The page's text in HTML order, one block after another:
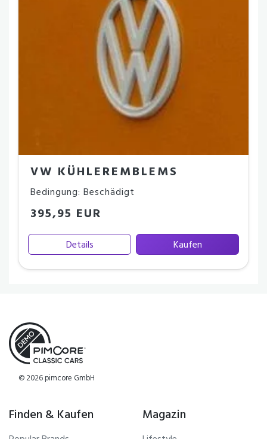
VW KÜHLEREMBLEMS
Bedingung: Beschädigt
395,95 EUR
Details Kaufen
© 2026 pimcore GmbH
Finden & Kaufen Magazin